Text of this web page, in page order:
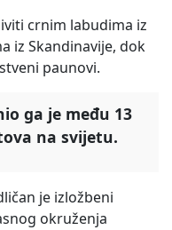
crnim labudima iz
iz Skandinavije, dok
paunovi.
ga je među 13
na svijetu.
je izložbeni
okruženja